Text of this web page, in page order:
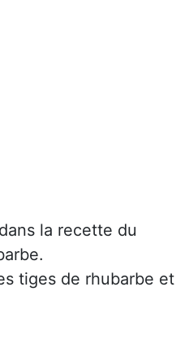
la recette du
tiges de rhubarbe et